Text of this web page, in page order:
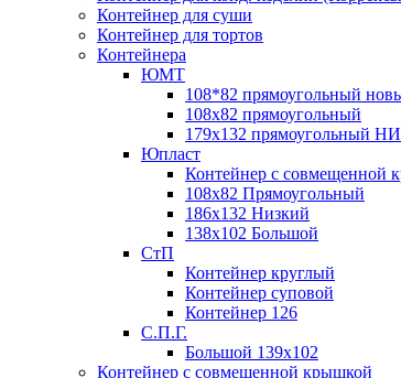
Контейнер для суши
Контейнер для тортов
Контейнера
ЮМТ
108*82 прямоугольный
108х82 прямоугольный
179х132 прямоугольный
Юпласт
Контейнер с совмещенной
108х82 Прямоугольный
186х132 Низкий
138х102 Большой
СтП
Контейнер круглый
Контейнер суповой
Контейнер 126
С.П.Г.
Большой 139х102
Контейнер с совмещенной крышкой